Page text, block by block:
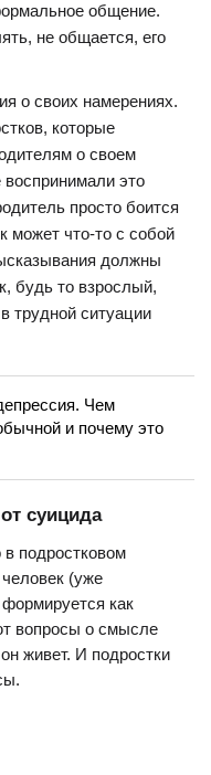
общение.
не общается, его
о своих намерениях.
которые
о своем
это
просто боится
может что-то с собой
должны
будь то взрослый,
трудной ситуации
Чем
и почему это
суицида
подростковом
человек (уже
как
вопросы о смысле
живет. И подростки